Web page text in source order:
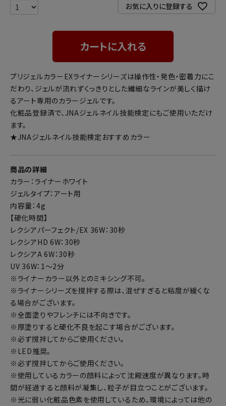
お気に入りに登録する
カートに入れる
プリジェルカラーEXライナーシリーズは操作性・発色・密着力にこ
だわり、ジェルが流れずくっきりとした繊細なラインが美しく描け
るアート専用のカラージェルです。
化粧品登録済で、JNAジェルネイル技能検定にもご使用いただけ
ます。
★JNAジェルネイル技能検定おすすめカラー
商品の詳細
カラー：ライナーホワイト
ジェルタイプ：アート用
内容量：4g
【硬化時間】
レクシアパーフェクト/EX 36W：30秒
レクシアHD 6W：30秒
レクシアA 6W：30秒
UV 36W：1～2分
※ライナーカラー以外とのミキシング不可。
※ライナーシリーズを撹拌する際は、混ぜすぎると粘度が緩くな
る場合がございます。
※全面塗りやフレンチには不向きです。
※厚塗りすると硬化不良を起こす場合がございます。
※必ず撹拌してからご使用ください。
※LED推奨。
※必ず撹拌してからご使用ください。
※使用しているカラーの顔料によって沈殿速度が異なります。時
間が経過すると顔料が凝集し、粒子が目立つことがございます。
※光に弱い化粧品色素を使用しているため、環境によっては他の